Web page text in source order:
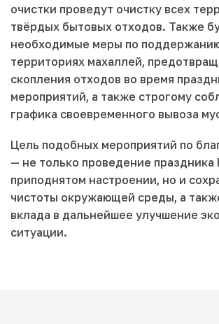
очистки проведут очистку всех
твёрдых бытовых отходов. Также
необходимые меры по
территориях махаллей,
скопления отходов во время
мероприятий, а также строгому
графика своевременного вывоза
Цель подобных мероприятий по
— не только проведение праздника
приподнятом настроении, но и
чистоты окружающей среды, а
вклада в дальнейшее улучшение
ситуации.